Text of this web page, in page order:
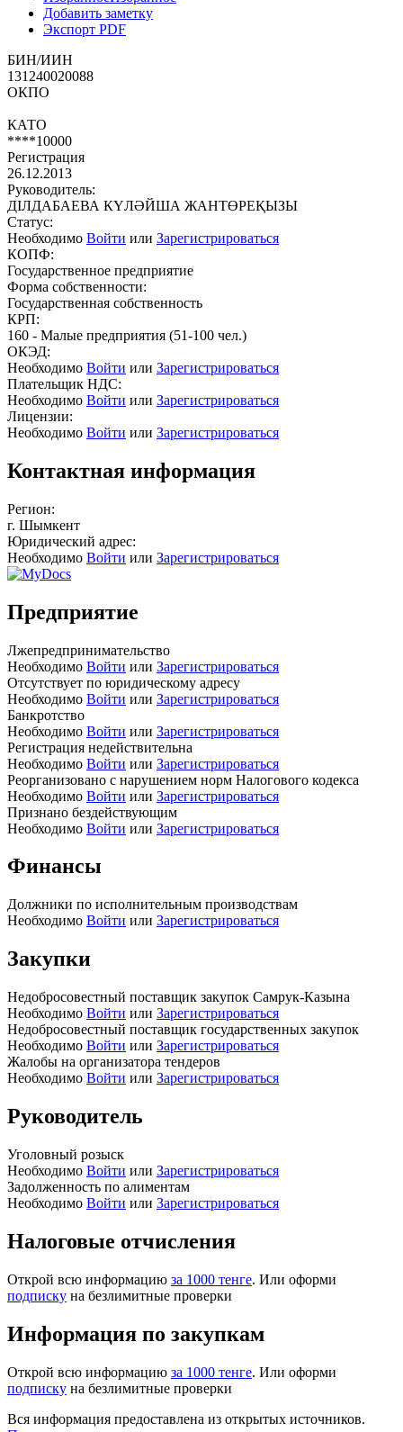
Добавить заметку
Экспорт PDF
БИН/ИИН
131240020088
ОКПО
КАТО
****10000
Регистрация
26.12.2013
Руководитель:
ДІЛДАБАЕВА КҮЛӘЙША ЖАНТӨРЕҚЫЗЫ
Статус:
Необходимо Войти или Зарегистрироваться
КОПФ:
Государственное предприятие
Форма собственности:
Государственная собственность
КРП:
160 - Малые предприятия (51-100 чел.)
ОКЭД:
Необходимо Войти или Зарегистрироваться
Плательщик НДС:
Необходимо Войти или Зарегистрироваться
Лицензии:
Необходимо Войти или Зарегистрироваться
Контактная информация
Регион:
г. Шымкент
Юридический адрес:
Необходимо Войти или Зарегистрироваться
Предприятие
Лжепредпринимательство
Необходимо Войти или Зарегистрироваться
Отсутствует по юридическому адресу
Необходимо Войти или Зарегистрироваться
Банкротство
Необходимо Войти или Зарегистрироваться
Регистрация недействительна
Необходимо Войти или Зарегистрироваться
Реорганизовано с нарушением норм Налогового кодекса
Необходимо Войти или Зарегистрироваться
Признано бездействующим
Необходимо Войти или Зарегистрироваться
Финансы
Должники по исполнительным производствам
Необходимо Войти или Зарегистрироваться
Закупки
Недобросовестный поставщик закупок Самрук-Казына
Необходимо Войти или Зарегистрироваться
Недобросовестный поставщик государственных закупок
Необходимо Войти или Зарегистрироваться
Жалобы на организатора тендеров
Необходимо Войти или Зарегистрироваться
Руководитель
Уголовный розыск
Необходимо Войти или Зарегистрироваться
Задолженность по алиментам
Необходимо Войти или Зарегистрироваться
Налоговые отчисления
Открой всю информацию за 1000 тенге. Или оформи
подписку на безлимитные проверки
Информация по закупкам
Открой всю информацию за 1000 тенге. Или оформи
подписку на безлимитные проверки
Вся информация предоставлена из открытых источников.